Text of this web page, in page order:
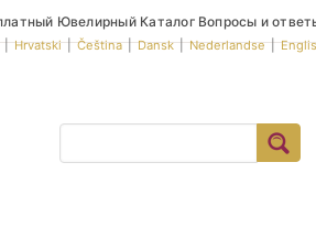
Ювелирный Каталог Вопросы и
|Hrvatski|Čeština|Dansk|Nederlandse|